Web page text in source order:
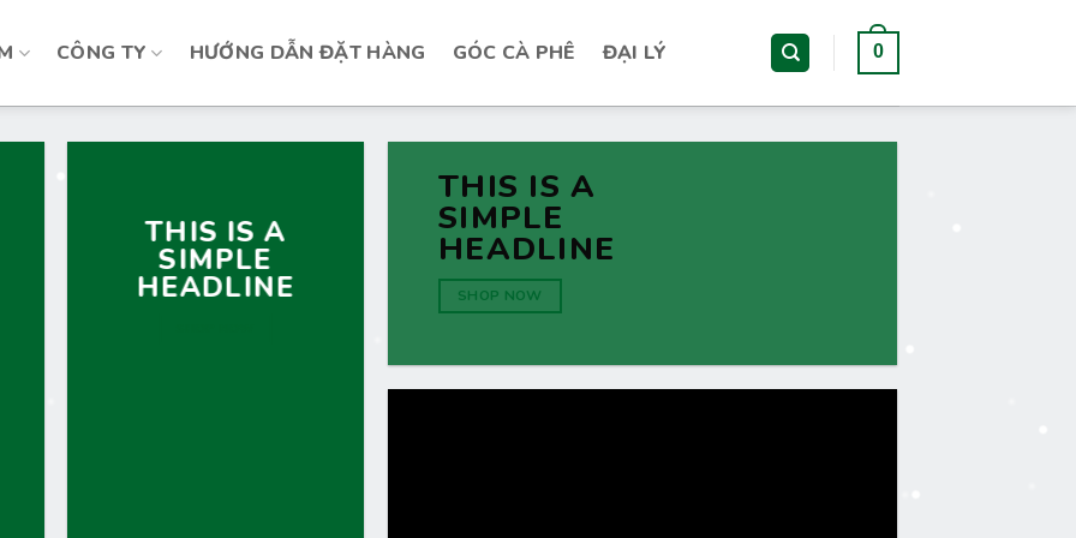
CÔNG TY HƯỚNG DẪN ĐẶT HÀNG GÓC CÀ PHÊ ĐẠI LÝ 0
THIS IS A
SIMPLE
HEADLINE
THIS IS A
SIMPLE
HEADLINE
SHOP NOW